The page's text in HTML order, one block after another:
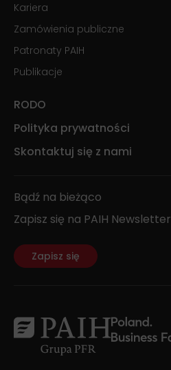
Kariera
Zamówienia publiczne
Patronaty PAIH
Publikacje
RODO
Polityka prywatności
Skontaktuj się z nami
Bądź na bieżąco
Zapisz się na PAIH Newsletter
Zapisz się